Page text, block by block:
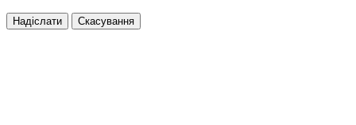
Надіслати Скасування